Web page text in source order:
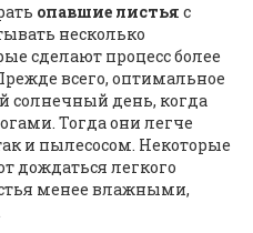
опавшие листья с
несколько
сделают процесс более
всего, оптимальное
солнечный день, когда
Тогда они легче
и пылесосом. Некоторые
дождаться легкого
менее влажными,